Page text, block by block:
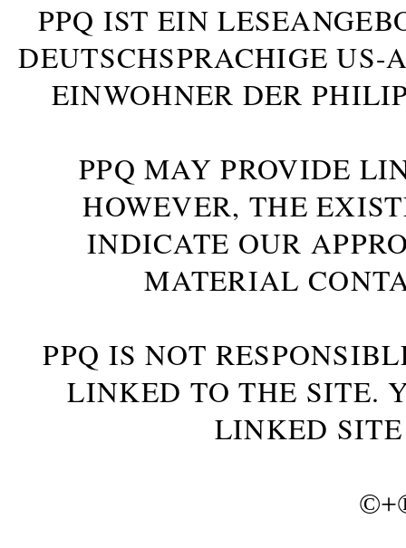
PPQ IST EIN
DEUTSCHSPRACHIGE US-
INWOHNER DER
PPQ MAY PROVIDE
HOWEVER, THE
INDICATE OUR
MATERIAL
PPQ IS NOT
LINKED TO THE SITE.
LINKED
©+